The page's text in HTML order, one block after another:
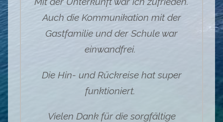
Auch die Kommunikation mit der
Gastfamilie und der Schule war
einwandfrei.
Die Hin- und Rückreise hat super
funktioniert.
Vielen Dank für die sorgfältige